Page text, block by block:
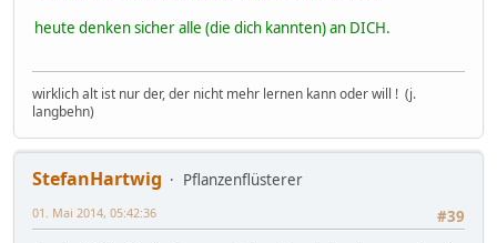
heute denken sicher alle (die dich kannten) an DICH.
wirklich alt ist nur der, der nicht mehr lernen kann oder will ! (j.
langbehn)
StefanHartwig
Pflanzenflüsterer
#39
01. Mai 2014, 05:42:36